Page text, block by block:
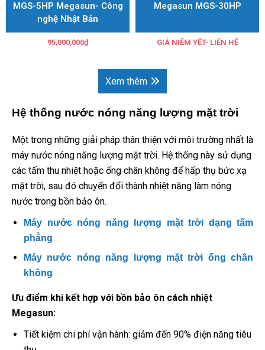
MGS-5HP Megasun- Công
nghệ Nhật Bản
95,000,000₫
Megasun MGS-30HP
GIÁ NIÊM YẾT- LIÊN HỆ
Xem thêm
Hệ thống nước nóng năng lượng mặt trời
Một trong những giải pháp thân thiện với môi trường nhất là
máy nước nóng năng lượng mặt trời. Hệ thống này sử dụng
các tấm thu nhiệt hoặc ống chân không để hấp thụ bức xạ
mặt trời, sau đó chuyển đổi thành nhiệt năng làm nóng
nước trong bồn bảo ôn.
Máy nước nóng năng lượng mặt trời dạng tấm
phẳng
Máy nước nóng năng lượng mặt trời ống chân
không
Ưu điểm khi kết hợp với bồn bảo ôn cách nhiệt
Megasun:
Tiết kiệm chi phí vận hành: giảm đến 90% điện năng tiêu